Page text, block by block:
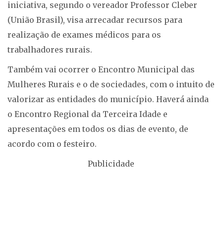
iniciativa, segundo o vereador Professor Cleber
(União Brasil), visa arrecadar recursos para
realização de exames médicos para os
trabalhadores rurais.
Também vai ocorrer o Encontro Municipal das
Mulheres Rurais e o de sociedades, com o intuito de
valorizar as entidades do município. Haverá ainda
o Encontro Regional da Terceira Idade e
apresentações em todos os dias de evento, de
acordo com o festeiro.
Publicidade